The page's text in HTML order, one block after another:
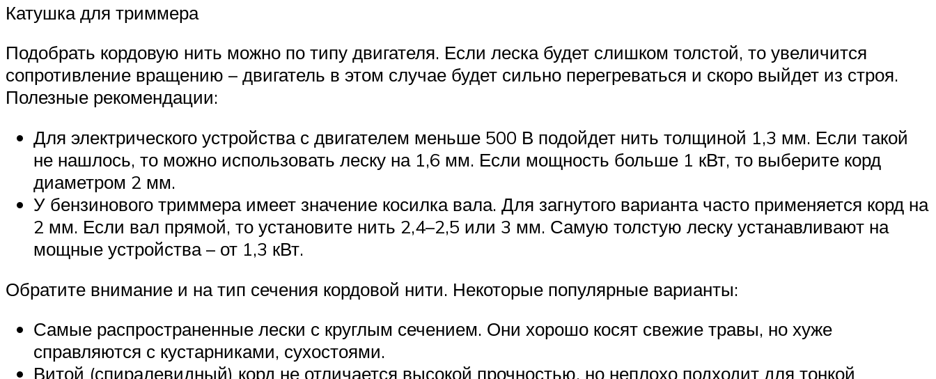
Катушка для триммера
Подобрать кордовую нить можно по типу двигателя. Если леска будет слишком толстой, то увеличится
сопротивление вращению – двигатель в этом случае будет сильно перегреваться и скоро выйдет из строя.
Полезные рекомендации:
Для электрического устройства с двигателем меньше 500 В подойдет нить толщиной 1,3 мм. Если такой
не нашлось, то можно использовать леску на 1,6 мм. Если мощность больше 1 кВт, то выберите корд
диаметром 2 мм.
У бензинового триммера имеет значение косилка вала. Для загнутого варианта часто применяется корд на
2 мм. Если вал прямой, то установите нить 2,4–2,5 или 3 мм. Самую толстую леску устанавливают на
мощные устройства – от 1,3 кВт.
Обратите внимание и на тип сечения кордовой нити. Некоторые популярные варианты:
Самые распространенные лески с круглым сечением. Они хорошо косят свежие травы, но хуже
справляются с кустарниками, сухостоями.
Витой (спиралевидный) корд не отличается высокой прочностью, но неплохо подходит для тонкой